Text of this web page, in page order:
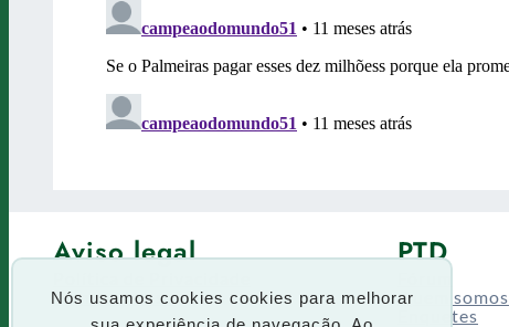
Nós usamos cookies cookies para melhorar
Aviso legal
Termos de uso
PTD
Quem somos
Enquetes